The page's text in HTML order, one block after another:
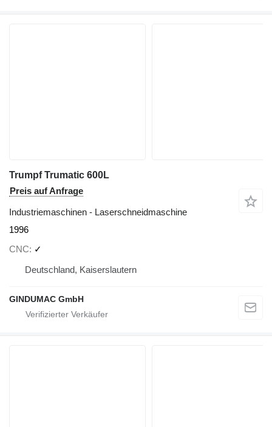
Trumpf Trumatic 600L
Preis auf Anfrage
Industriemaschinen - Laserschneidmaschine
1996
CNC
✓
Deutschland, Kaiserslautern
GINDUMAC GmbH